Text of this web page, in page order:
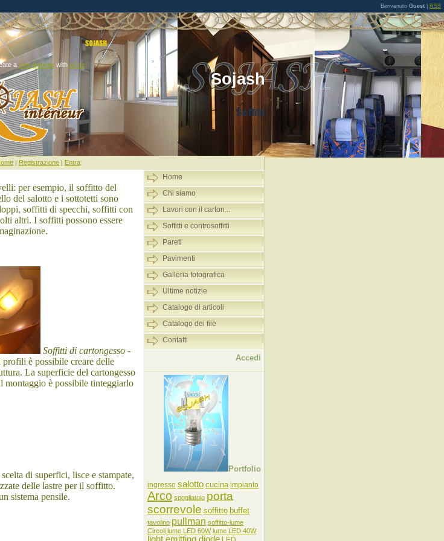
Benvenuto Guest RSS
Sojash
Soffitti
a free websitewith uCoz
| Registrazione | Entra
per esempio, il soffitto del
del salotto e i sottotetti sono
soffitti di specchi, soffitti con
altri. I soffitti possono essere
Soffitti di cartongesso -
è possibile creare delle
La superficie del cartongesso
montaggio è possibile tinteggiarlo
di superfici, lisce e stampate,
delle lastre per il soffitto.
sistema pensile.
Home
Chi siamo
Lavori con il carton...
Soffitti e controsoffitti
Pareti
Pavimenti
Galleria fotografica
Ultime notizie
Catalogo di articoli
Catalogo dei file
Contatti
Accedi
Portfolio
ingresso salotto cucina impianto
Arco spogliatoio porta
scorrevole soffitto buffet
tavolino pullman soffitto-lume
Circoli lume LED 60W lume LED 40W